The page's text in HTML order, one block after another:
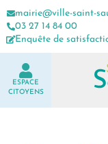
mairie@ville-saint-
03 27 14 84 00
Enquête de
ESPACE
CITOYENS